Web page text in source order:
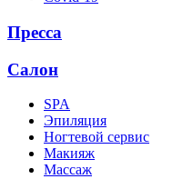
Пресса
Салон
SPA
Эпиляция
Ногтевой сервис
Макияж
Массаж